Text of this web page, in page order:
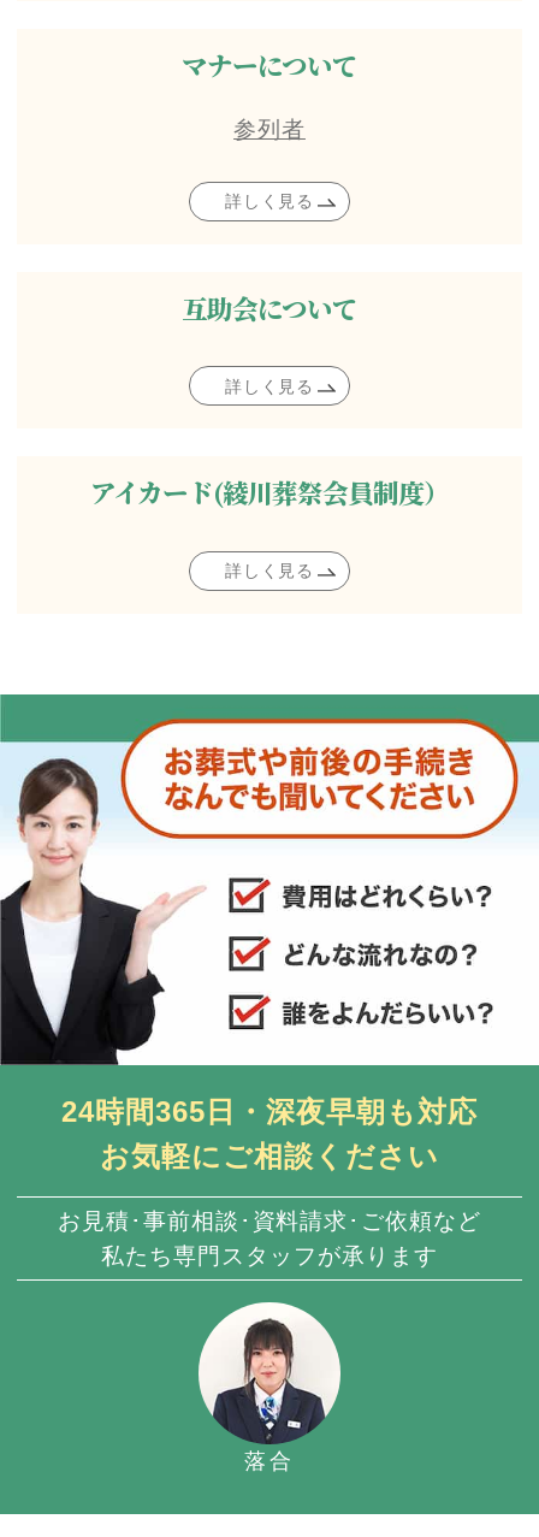
マナーについて
参列者
詳しく見る
互助会について
詳しく見る
アイカード(綾川葬祭会員制度）
詳しく見る
24時間365日・深夜早朝も対応
お気軽にご相談ください
お見積･事前相談･資料請求･ご依頼など
私たち専門スタッフが承ります
落合